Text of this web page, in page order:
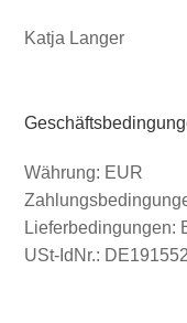
Katja Langer
Währung: EUR
Lieferbedingungen:
USt-IdNr.: